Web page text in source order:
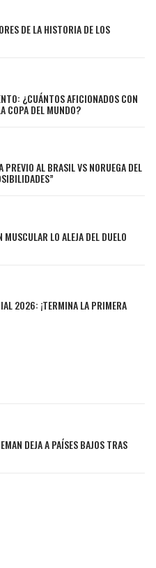
DE LA HISTORIA DE LOS
¿CUÁNTOS AFICIONADOS CON
COPA DEL MUNDO?
AL BRASIL VS NORUEGA DEL
LO ALEJA DEL DUELO
2026: ¡TERMINA LA PRIMERA
DEJA A PAÍSES BAJOS TRAS